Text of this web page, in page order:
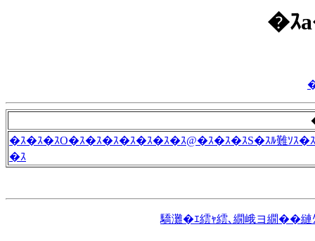
�ｽ
�ｽ�ｽ�ｽO�ｽ�ｽ�ｽ�ｽ�ｽ�ｽ�ｽ@�ｽ�ｽ�ｽS�ｽﾙ難ｿｽ�ｽ
�ｽ
驕灘�ｴ繧ｬ繧､繝峨ヨ繝��縺